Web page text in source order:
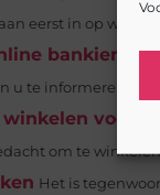
eerst in op wat
bankiert
te informeren dat
voor
om te
Het is